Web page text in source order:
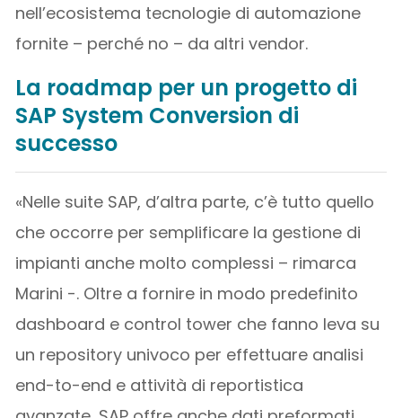
nell’ecosistema tecnologie di automazione
fornite – perché no – da altri vendor.
La roadmap per un progetto di
SAP System Conversion di
successo
«Nelle suite SAP, d’altra parte, c’è tutto quello
che occorre per semplificare la gestione di
impianti anche molto complessi – rimarca
Marini -. Oltre a fornire in modo predefinito
dashboard e control tower che fanno leva su
un repository univoco per effettuare analisi
end-to-end e attività di reportistica